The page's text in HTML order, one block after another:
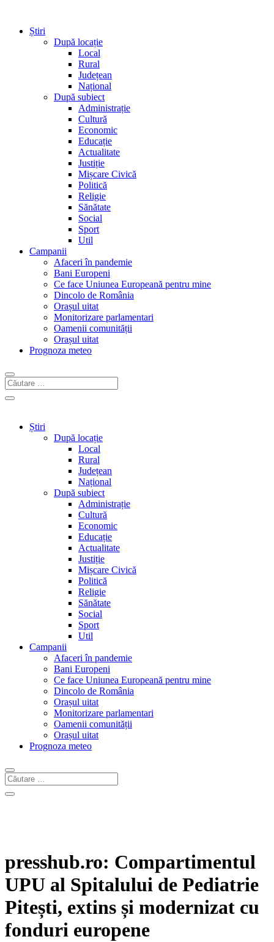
Știri
După locație
Local
Rural
Județean
Național
După subiect
Administrație
Cultură
Economic
Educație
Actualitate
Justiție
Mișcare Civică
Politică
Religie
Sănătate
Social
Sport
Util
Campanii
Afaceri în pandemie
Bani Europeni
Ce face Uniunea Europeană pentru mine
Dincolo de România
Orașul uitat
Monitorizare parlamentari
Oamenii comunității
Orașul uitat
Prognoza meteo
Știri
După locație
Local
Rural
Județean
Național
După subiect
Administrație
Cultură
Economic
Educație
Actualitate
Justiție
Mișcare Civică
Politică
Religie
Sănătate
Social
Sport
Util
Campanii
Afaceri în pandemie
Bani Europeni
Ce face Uniunea Europeană pentru mine
Dincolo de România
Orașul uitat
Monitorizare parlamentari
Oamenii comunității
Orașul uitat
Prognoza meteo
presshub.ro: Compartimentul
UPU al Spitalului de Pediatrie
Pitești, extins și modernizat cu
fonduri europene